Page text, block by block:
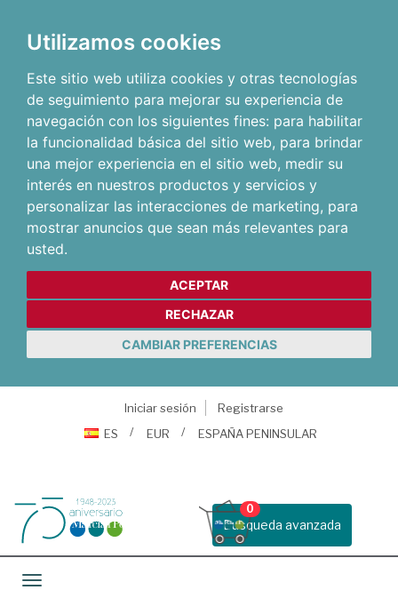
Utilizamos cookies
Este sitio web utiliza cookies y otras tecnologías
de seguimiento para mejorar su experiencia de
navegación con los siguientes fines: para habilitar
la funcionalidad básica del sitio web, para brindar
una mejor experiencia en el sitio web, medir su
interés en nuestros productos y servicios y
personalizar las interacciones de marketing, para
mostrar anuncios que sean más relevantes para
usted.
ACEPTAR
RECHAZAR
CAMBIAR PREFERENCIAS
Iniciar sesión
Registrarse
ES
EUR ESPAÑA PENINSULAR
Busqueda avanzada
0
Toggle navigation